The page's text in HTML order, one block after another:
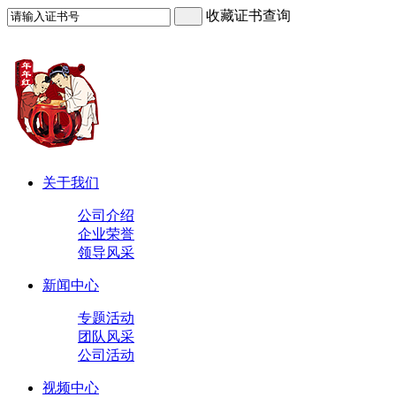
收藏证书查询
关于我们
公司介绍
企业荣誉
领导风采
新闻中心
专题活动
团队风采
公司活动
视频中心